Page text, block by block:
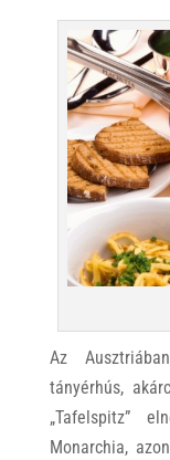
Az
tányérhús,
„Tafelspitz”
Monarchia,